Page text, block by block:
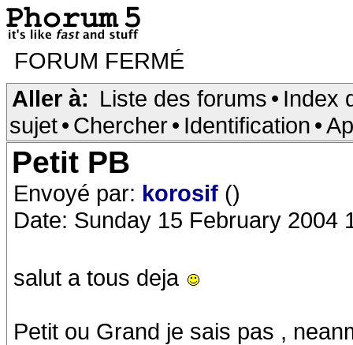
FORUM FERMÉ
Aller à: Liste des forums • Index
sujet• Chercher• Identification •
Petit PB
Envoyé par: korosif ()
Date: Sunday 15 February 2004
salut a tous deja
Petit ou Grand je sais pas ,